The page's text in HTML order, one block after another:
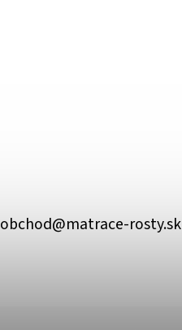
obchod@matrace-rosty.sk